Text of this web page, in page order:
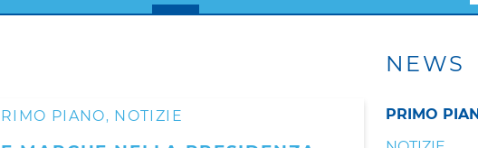
PIANO, NOTIZIE
NEWS
PRIMO